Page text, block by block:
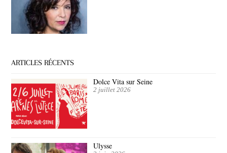
ARTICLES RÉCENTS
Dolce Vita sur Seine
2 juillet 2026
Ulysse